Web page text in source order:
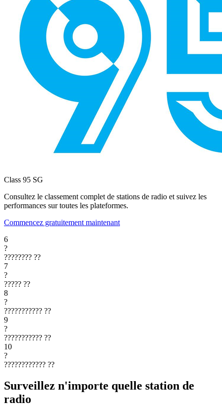
Class 95 SG
Consultez le classement complet de stations de radio et suivez les
performances sur toutes les plateformes.
Commencez gratuitement maintenant
6
?
???????? ??
7
?
????? ??
8
?
??????????? ??
9
?
??????????? ??
10
?
???????????? ??
Surveillez n'importe quelle station de
radio